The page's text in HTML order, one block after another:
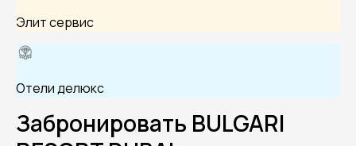
Элит сервис
Отели делюкс
Забронировать BULGARI